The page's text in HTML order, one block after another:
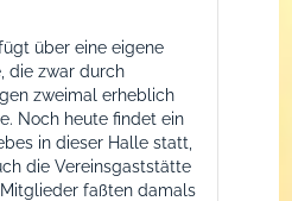
Fitness + Turnen
Leistungsgruppe
über eine eigene
die zwar durch
zweimal erheblich
Noch heute findet ein
in dieser Halle statt,
die Vereinsgaststätte
faßten damals